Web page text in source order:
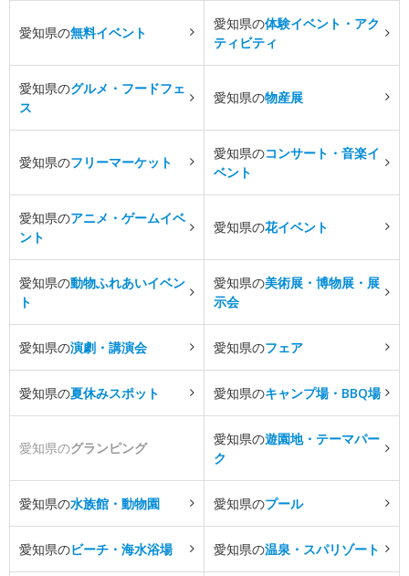
愛知県の無料イベント
愛知県の体験イベント・アク
ティビティ
愛知県のグルメ・フードフェ
ス
愛知県の物産展
愛知県のフリーマーケット
愛知県のコンサート・音楽イ
ベント
愛知県のアニメ・ゲームイベ
ント
愛知県の花イベント
愛知県の動物ふれあいイベン
ト
愛知県の美術展・博物展・展
示会
愛知県の演劇・講演会 愛知県のフェア
愛知県の夏休みスポット 愛知県のキャンプ場・BBQ場
愛知県のグランピング
愛知県の遊園地・テーマパー
ク
愛知県の水族館・動物園 愛知県のプール
愛知県のビーチ・海水浴場 愛知県の温泉・スパリゾート